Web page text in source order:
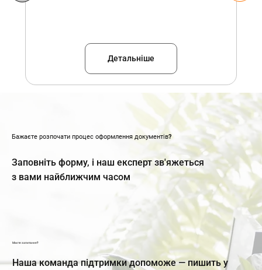
Детальніше
Бажаєте розпочати процес оформлення документів?
Заповніть форму, і наш експерт зв'яжеться
з вами найближчим часом
Маєте запитання?
Наша команда підтримки допоможе — пишить у